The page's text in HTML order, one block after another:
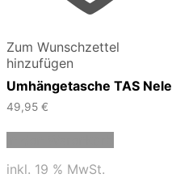
Zum Wunschzettel
hinzufügen
Umhängetasche TAS Nele
49,95 €
inkl. 19 % MwSt.